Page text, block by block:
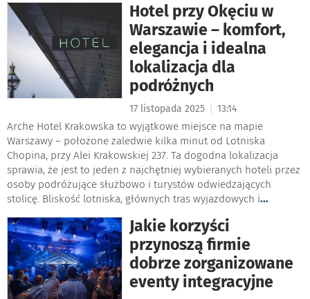
Hotel przy Okęciu w
Warszawie – komfort,
elegancja i idealna
lokalizacja dla
podróżnych
17 listopada 2025 13:14
Arche Hotel Krakowska to wyjątkowe miejsce na mapie
Warszawy – położone zaledwie kilka minut od Lotniska
Chopina, przy Alei Krakowskiej 237. Ta dogodna lokalizacja
sprawia, że jest to jeden z najchętniej wybieranych hoteli przez
osoby podróżujące służbowo i turystów odwiedzających
stolicę. Bliskość lotniska, głównych tras wyjazdowych i...
Jakie korzyści
przynoszą firmie
dobrze zorganizowane
eventy integracyjne